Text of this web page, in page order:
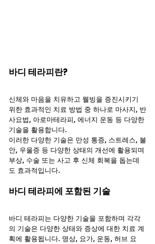
바디 테라피란?
신체와 마음을 치유하고 웰빙을 증진시키기
위한 효과적인 치료 방법 중 하나로 마사지, 반
사요법, 아로마테라피, 에너지 운동 등 다양한
기술을 활용합니다.
이러한 다양한 기술은 만성 통증, 스트레스, 불
안, 우울증 등 다양한 상태의 개선에 활용되며
부상, 수술 또는 사고 후 신체 회복을 돕는데
도 효과적입니다.
바디 테라피에 포함된 기술
바디 테라피는 다양한 기술을 포함하며 각각
의 기술은 다양한 상태와 증상에 대한 치료 계
획에 활용됩니다. 명상, 요가, 운동, 허브 요